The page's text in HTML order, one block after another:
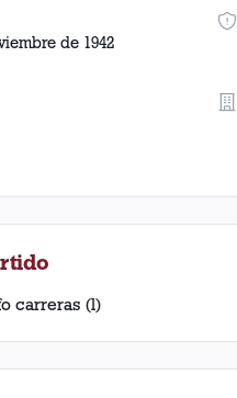
de 1942
carreras (l)